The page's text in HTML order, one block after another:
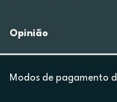
Opinião
Modos de pagamento